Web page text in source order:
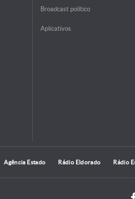
Broadcast político
Aplicativos
Agência Estado Rádio Eldorado Rádio